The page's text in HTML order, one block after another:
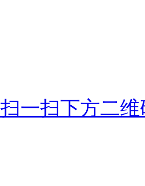
一扫下方二